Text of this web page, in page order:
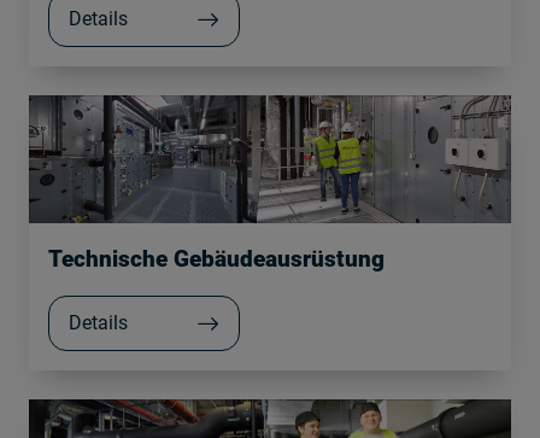
Details
Technische Gebäudeausrüstung
Details